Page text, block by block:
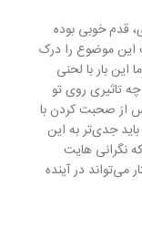
قدم خوبی بوده
این موضوع را درک
این بار با لحنی
تاثیری روی تو
از صحبت کردن با
جدی‌تر به این
نگرانی هایت
می‌تواند در آینده